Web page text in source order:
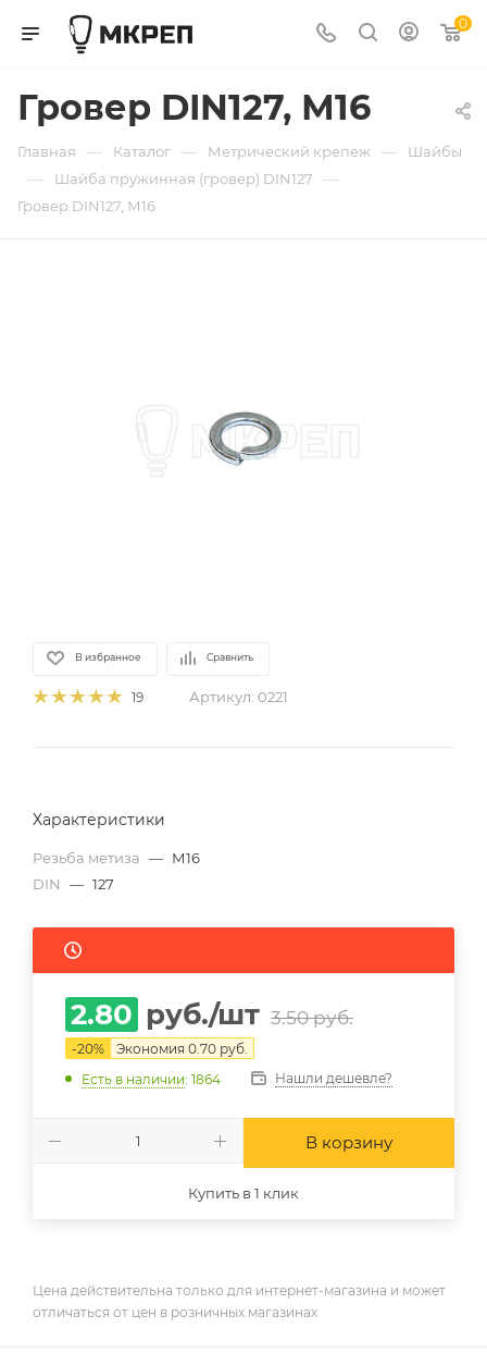
0
Гровер DIN127, М16
Главная — Каталог — Метрический крепеж — Шайбы
— Шайба пружинная (гровер) DIN127 —
Гровер DIN127, М16
В избранное Сравнить
19 Артикул: 0221
Характеристики
Резьба метиза — М16
DIN
— 127
2.80 руб./шт 3.50руб.
-20% Экономия 0.70 руб.
Есть в наличии: 1864 Нашли дешевле?
В корзину
Купить в 1 клик
Цена действительна только для интернет-магазина и может
отличаться от цен в розничных магазинах